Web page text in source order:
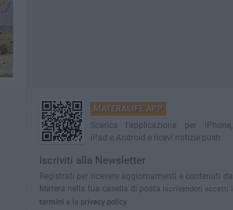
MATERALIFE APP
Scarica l'applicazione per iPhone,
iPad e Android e ricevi notizie push
Iscriviti alla Newsletter
Registrati per ricevere aggiornamenti e contenuti da
Matera nella tua casella di posta Iscrivendoti accetti i
termini e la privacy policy